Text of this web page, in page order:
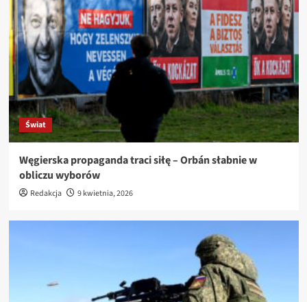
Świat
Węgierska propaganda traci siłę – Orbán słabnie w
obliczu wyborów
Redakcja 9 kwietnia, 2026